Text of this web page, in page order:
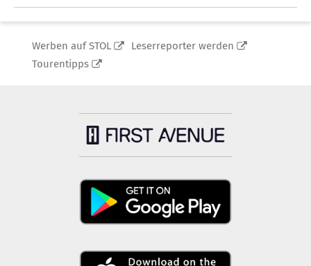
Werben auf STOL
Leserreporter werden
Tourentipps